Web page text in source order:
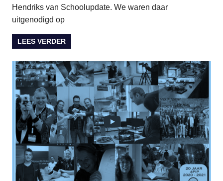
Hendriks van Schoolupdate. We waren daar
uitgenodigd op
LEES VERDER